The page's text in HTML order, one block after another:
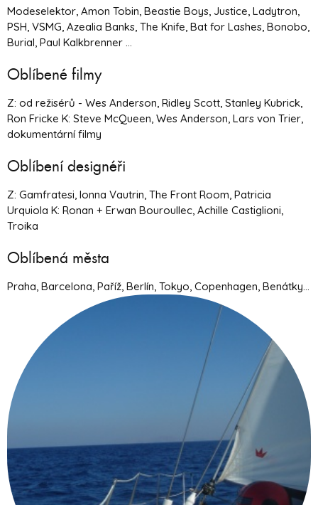
Modeselektor, Amon Tobin, Beastie Boys, Justice, Ladytron,
PSH, VSMG, Azealia Banks, The Knife, Bat for Lashes, Bonobo,
Burial, Paul Kalkbrenner ...
Oblíbené filmy
Z: od režisérů - Wes Anderson, Ridley Scott, Stanley Kubrick,
Ron Fricke K: Steve McQueen, Wes Anderson, Lars von Trier,
dokumentární filmy
Oblíbení designéři
Z: Gamfratesi, Ionna Vautrin, The Front Room, Patricia
Urquiola K: Ronan + Erwan Bouroullec, Achille Castiglioni,
Troika
Oblíbená města
Praha, Barcelona, Paříž, Berlín, Tokyo, Copenhagen, Benátky...